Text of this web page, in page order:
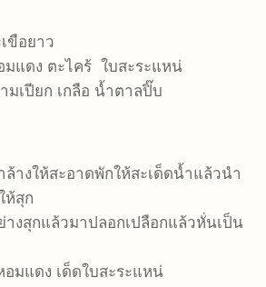
ขือยาว
มแดง ตะไคร้ ใบสะระแหน่
มเปียก เกลือ น้ำตาลปิ๊บ
ล้างให้สะอาดพักให้สะเด็ดน้ำแล้วนำ
ห้สุก
างสุกแล้วมาปลอกเปลือกแล้วหั่นเป็น
มแดง เด็ดใบสะระแหน่